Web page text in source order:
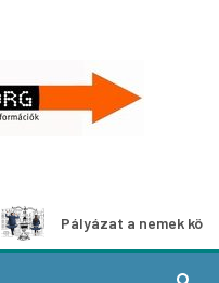
Pályázat a nemek közötti